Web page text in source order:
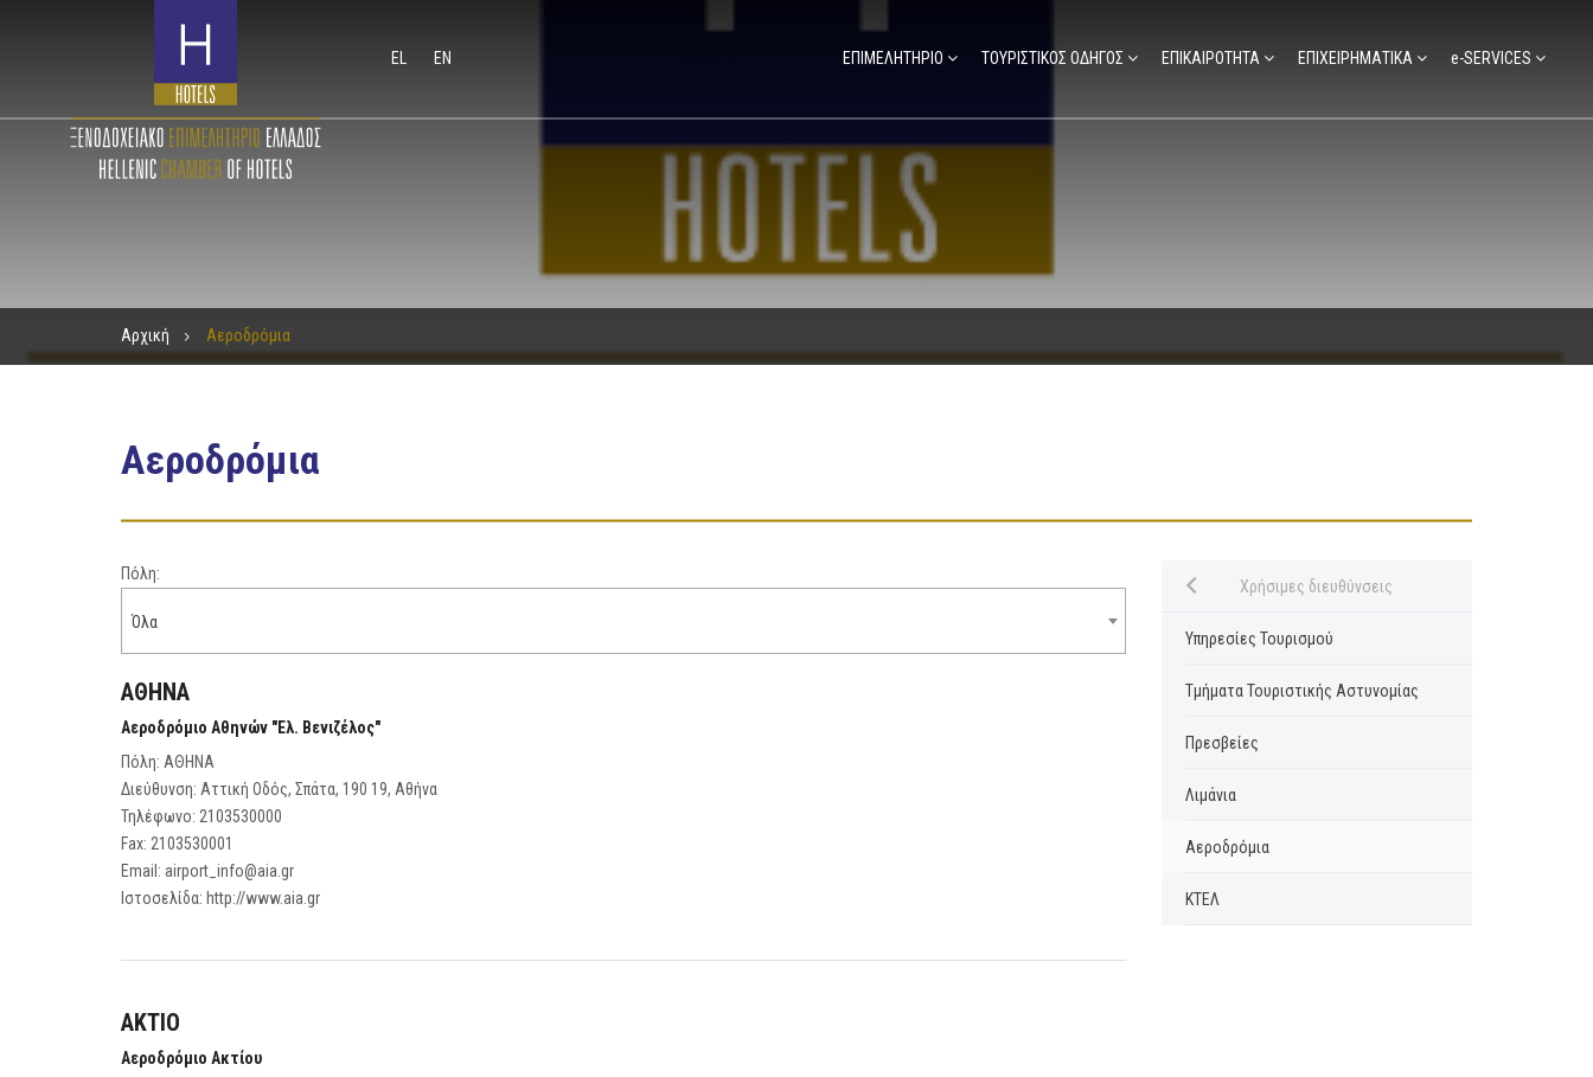
EL EN ΕΠΙΜΕΛΗΤΗΡΙΟ ΤΟΥΡΙΣΤΙΚΟΣ ΟΔΗΓΟΣ ΕΠΙΚΑΙΡΟΤΗΤΑ ΕΠΙΧΕΙΡΗΜΑΤΙΚΑ e-SERVICES
Αρχική Αεροδρόμια
Αεροδρόμια
Πόλη:
Όλα
ΑΘΗΝΑ
Αεροδρόμιο Αθηνών "Ελ. Βενιζέλος"
Πόλη: ΑΘΗΝΑ
Διεύθυνση: Αττική Οδός, Σπάτα, 190 19, Αθήνα
Τηλέφωνο: 2103530000
Fax: 2103530001
Email: airport_info@aia.gr
Ιστοσελίδα: http://www.aia.gr
ΑΚΤΙΟ
Αεροδρόμιο Ακτίου
Close submenuΧρήσιμες διευθύνσεις
Υπηρεσίες Τουρισμού
Τμήματα Τουριστικής Αστυνομίας
Πρεσβείες
Λιμάνια
Αεροδρόμια
ΚΤΕΛ